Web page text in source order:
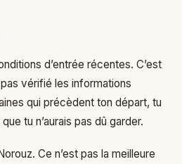
d’entrée récentes. C’est
pas vérifié les informations
qui précèdent ton départ, tu
tu n’aurais pas dû garder.
Ce n’est pas la meilleure